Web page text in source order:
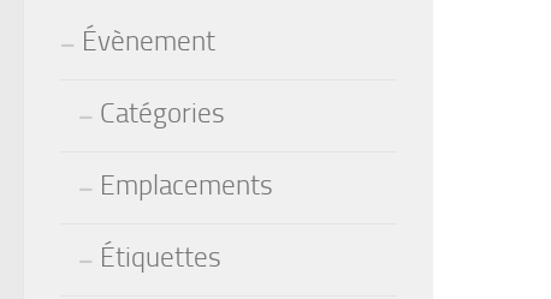
Évènement
Catégories
Emplacements
Étiquettes